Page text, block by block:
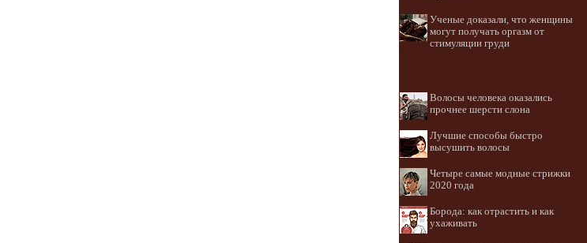
Ученые доказали, что женщины
могут получать оргазм от
стимуляции груди
Волосы человека оказались
прочнее шерсти слона
Лучшие способы быстро
высушить волосы
Четыре самые модные стрижки
2020 года
Борода: как отрастить и как
ухаживать